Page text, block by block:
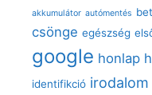
akkumulátor autómentés
csönge egészség
google honlap
identifikció irodalom